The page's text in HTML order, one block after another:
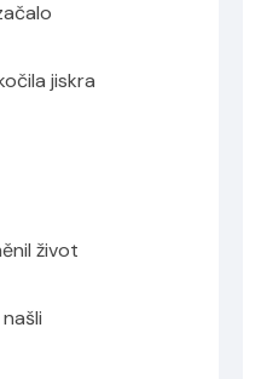
jiskra
život